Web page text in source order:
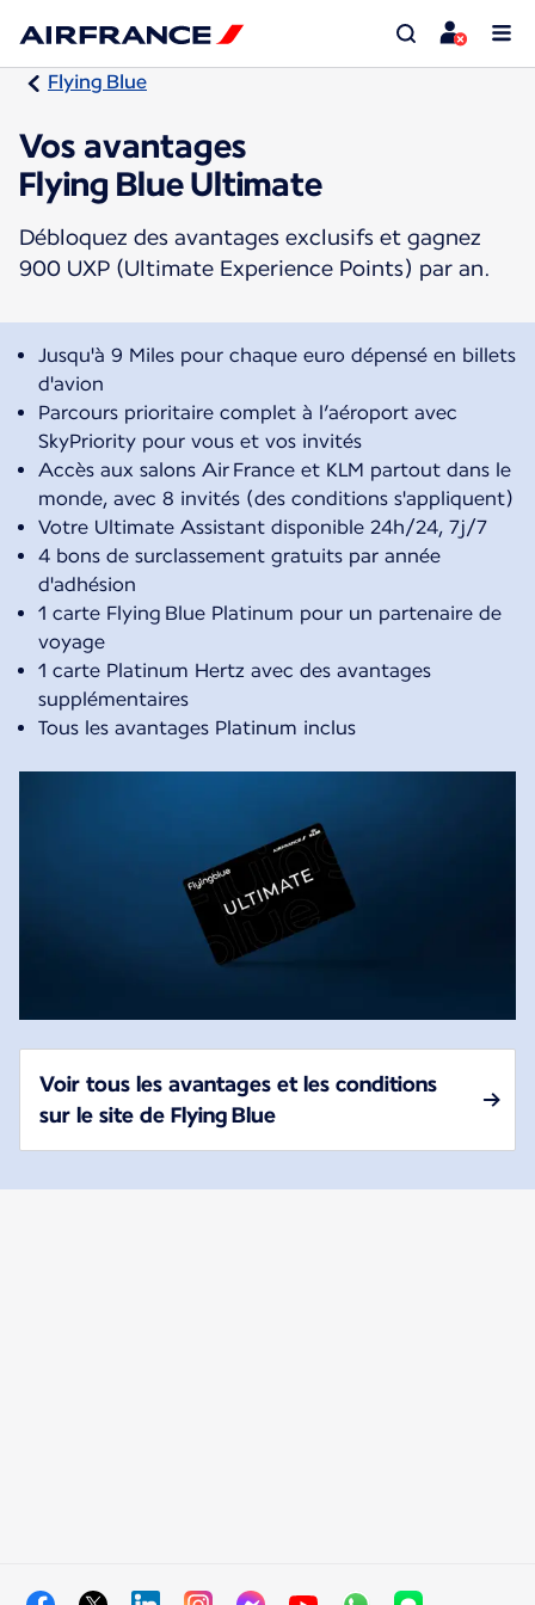
Flying Blue
Vos avantages
Flying Blue Ultimate
Débloquez des avantages exclusifs et gagnez
900 UXP (Ultimate Experience Points) par an.
Jusqu'à 9 Miles pour chaque euro dépensé en billets
d'avion
Parcours prioritaire complet à l’aéroport avec
SkyPriority pour vous et vos invités
Accès aux salons Air France et KLM partout dans le
monde, avec 8 invités (des conditions s'appliquent)
Votre Ultimate Assistant disponible 24h/24, 7j/7
4 bons de surclassement gratuits par année
d'adhésion
1 carte Flying Blue Platinum pour un partenaire de
voyage
1 carte Platinum Hertz avec des avantages
supplémentaires
Tous les avantages Platinum inclus
Voir tous les avantages et les conditions
sur le site de Flying Blue